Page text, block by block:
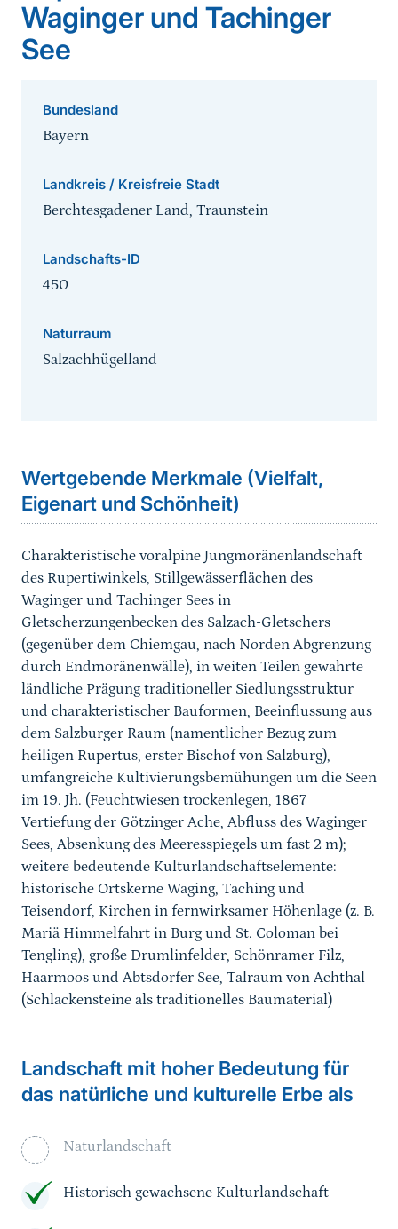
Waginger und Tachinger
See
Bundesland
Bayern
Landkreis / Kreisfreie Stadt
Berchtesgadener Land, Traunstein
Landschafts-ID
450
Naturraum
Salzachhügelland
Wertgebende Merkmale (Vielfalt,
Eigenart und Schönheit)
Charakteristische voralpine Jungmoränenlandschaft
des Rupertiwinkels, Stillgewässerflächen des
Waginger und Tachinger Sees in
Gletscherzungenbecken des Salzach-Gletschers
(gegenüber dem Chiemgau, nach Norden Abgrenzung
durch Endmoränenwälle), in weiten Teilen gewahrte
ländliche Prägung traditioneller Siedlungsstruktur
und charakteristischer Bauformen, Beeinflussung aus
dem Salzburger Raum (namentlicher Bezug zum
heiligen Rupertus, erster Bischof von Salzburg),
umfangreiche Kultivierungsbemühungen um die Seen
im 19. Jh. (Feuchtwiesen trockenlegen, 1867
Vertiefung der Götzinger Ache, Abfluss des Waginger
Sees, Absenkung des Meeresspiegels um fast 2 m);
weitere bedeutende Kulturlandschaftselemente:
historische Ortskerne Waging, Taching und
Teisendorf, Kirchen in fernwirksamer Höhenlage (z. B.
Mariä Himmelfahrt in Burg und St. Coloman bei
Tengling), große Drumlinfelder, Schönramer Filz,
Haarmoos und Abtsdorfer See, Talraum von Achthal
(Schlackensteine als traditionelles Baumaterial)
Landschaft mit hoher Bedeutung für
das natürliche und kulturelle Erbe als
Naturlandschaft
Historisch gewachsene Kulturlandschaft